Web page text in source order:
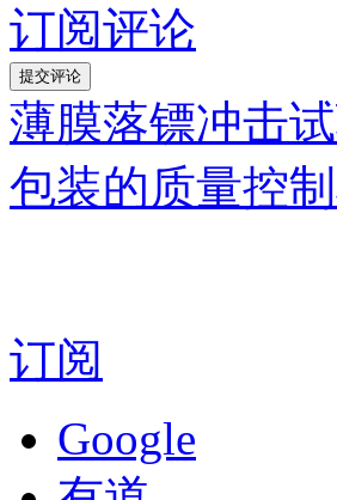
订阅评论
薄膜落镖冲击
包装的质量控
订阅
Google